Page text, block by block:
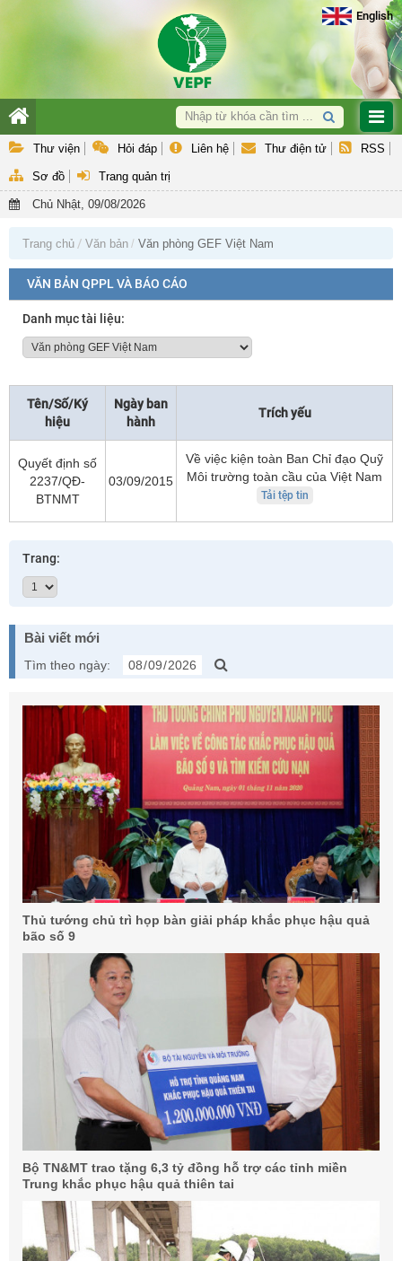
English
Thư viện Hỏi đáp Liên hệ Thư điện tử RSS
Sơ đồ Trang quản trị
Chủ Nhật, 09/08/2026
Hoạt động nghiệp vụ
Hợp tác quốc tế & GEF
Văn bản QPPL và Báo cáo
Trang chủ Văn bản Văn phòng GEF Việt Nam
VĂN BẢN QPPL VÀ BÁO CÁO
Danh mục tài liệu:
Tên/Số/Ký
hiệu
Ngày ban
hành
Trích yếu
Quyết định số
2237/QĐ-
BTNMT
03/09/2015
Về việc kiện toàn Ban Chỉ đạo Quỹ
Môi trường toàn cầu của Việt Nam
Tải tệp tin
Trang:
Bài viết mới
Tìm theo ngày:
Thủ tướng chủ trì họp bàn giải pháp khắc phục hậu quả
bão số 9
Bộ TN&MT trao tặng 6,3 tỷ đồng hỗ trợ các tỉnh miền
Trung khắc phục hậu quả thiên tai